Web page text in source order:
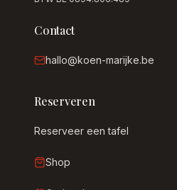
Contact
hallo@koen-marijke.be
Reserveren
Reserveer een tafel
Shop